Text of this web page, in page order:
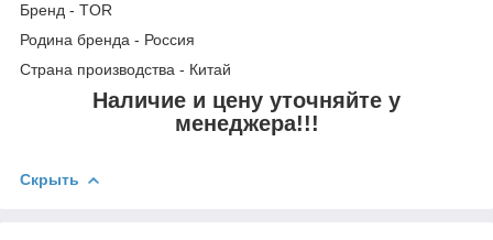
Бренд - TOR
Родина бренда - Россия
Страна производства - Китай
Наличие и цену уточняйте у
менеджера!!!
Скрыть